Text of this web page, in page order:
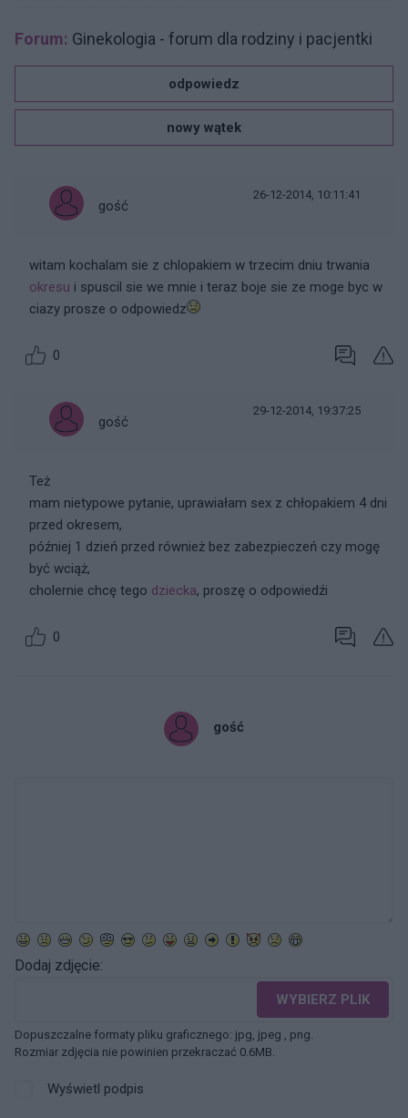
Forum: Ginekologia - forum dla rodziny i pacjentki
odpowiedz
nowy wątek
gość
26-12-2014, 10:11:41
witam kochalam sie z chlopakiem w trzecim dniu trwania
okresu i spuscil sie we mnie i teraz boje sie ze moge byc w
ciazy prosze o odpowiedz
0
gość
29-12-2014, 19:37:25
Też
mam nietypowe pytanie, uprawiałam sex z chłopakiem 4 dni
przed okresem,
później 1 dzień przed również bez zabezpieczeń czy mogę
być wciąż,
cholernie chcę tego dziecka, proszę o odpowiedźi
0
gość
Dodaj zdjęcie:
WYBIERZ PLIK
Dopuszczalne formaty pliku graficznego: jpg, jpeg , png.
Rozmiar zdjęcia nie powinien przekraczać 0.6MB.
Wyświetl podpis